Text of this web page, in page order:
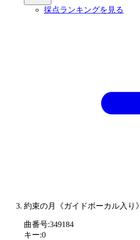
採点ランキングを見る
約束の月《ガイドボーカル入り》
曲番号:349184
キー:0